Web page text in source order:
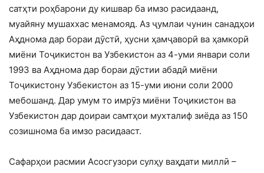
сатҳти роҳбарони ду кишвар ба имзо расидаанд,
муайяну мушаххас менамояд. Аз ҷумлаи чунин санадҳои
Аҳднома дар бораи дӯстӣ, ҳусни ҳамҷаворӣ ва ҳамкорӣ
миёни Тоҷикистон ва Узбекистон аз 4-уми январи соли
1993 ва Аҳднома дар бораи дӯстии абадӣ миёни
Тоҷикистону Узбекистон аз 15-уми июни соли 2000
мебошанд. Дар умум то имрӯз миёни Тоҷикистон ва
Узбекистон дар доираи самтҳои мухталиф зиёда аз 150
созишнома ба имзо расидааст.
Сафарҳои расмии Асосгузори сулҳу ваҳдати миллӣ –